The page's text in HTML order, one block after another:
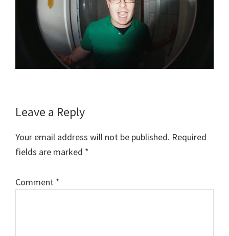
Reader
Interactions
Leave a Reply
Your email address will not be published. Required
fields are marked *
Comment *